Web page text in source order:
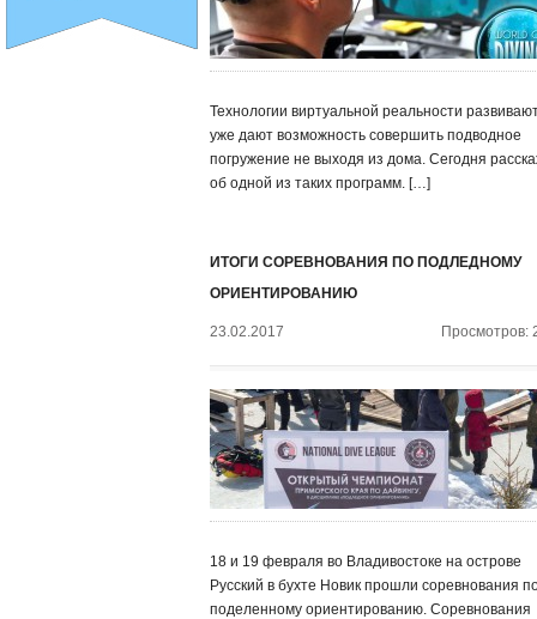
Технологии виртуальной реальности
уже дают возможность совершить подводное
погружение не выходя из дома. Сегодня
об одной из таких программ. […]
ИТОГИ СОРЕВНОВАНИЯ ПО ПОДЛЕДНОМУ
ОРИЕНТИРОВАНИЮ
23.02.2017 Просмотров:
18 и 19 февраля во Владивостоке на острове
Русский в бухте Новик прошли соревнования
поделенному ориентированию. Соревнования